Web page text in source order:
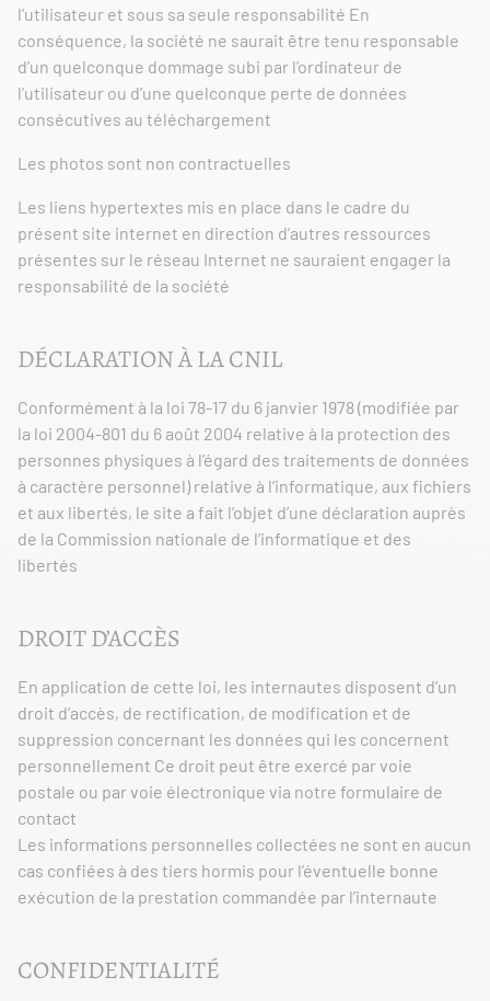
l’utilisateur et sous sa seule responsabilité En
conséquence, la société ne saurait être tenu responsable
d’un quelconque dommage subi par l’ordinateur de
l’utilisateur ou d’une quelconque perte de données
consécutives au téléchargement
Les photos sont non contractuelles
Les liens hypertextes mis en place dans le cadre du
présent site internet en direction d’autres ressources
présentes sur le réseau Internet ne sauraient engager la
responsabilité de la société
DÉCLARATION À LA CNIL
Conformément à la loi 78-17 du 6 janvier 1978 (modifiée par
la loi 2004-801 du 6 août 2004 relative à la protection des
personnes physiques à l’égard des traitements de données
à caractère personnel) relative à l’informatique, aux fichiers
et aux libertés, le site a fait l’objet d’une déclaration auprès
de la Commission nationale de l’informatique et des
libertés
DROIT D’ACCÈS
En application de cette loi, les internautes disposent d’un
droit d’accès, de rectification, de modification et de
suppression concernant les données qui les concernent
personnellement Ce droit peut être exercé par voie
postale ou par voie électronique via notre formulaire de
contact
Les informations personnelles collectées ne sont en aucun
cas confiées à des tiers hormis pour l’éventuelle bonne
exécution de la prestation commandée par l’internaute
CONFIDENTIALITÉ